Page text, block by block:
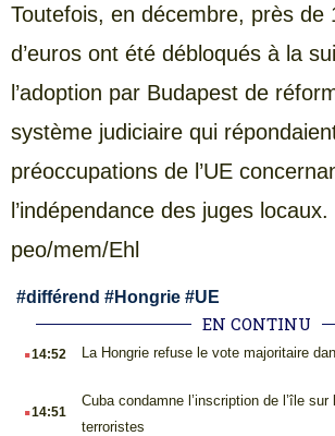
Toutefois, en décembre, près de
d’euros ont été débloqués à la
l’adoption par Budapest de
système judiciaire qui
préoccupations de l’UE
l’indépendance des juges locaux.
peo/mem/Ehl
#différend #Hongrie #UE
EN CONTINU
.14:52 La Hongrie refuse le vote majoritaire
.14:51
Cuba condamne l’inscription de l’île
terroristes